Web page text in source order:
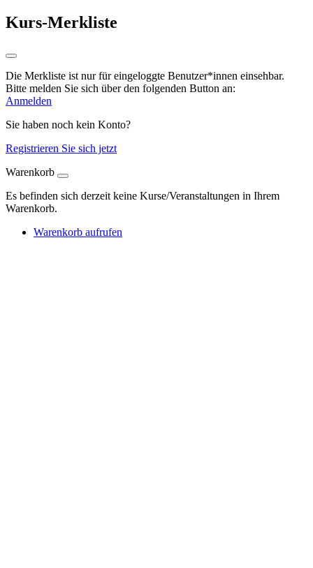
Kurs-Merkliste
Die Merkliste ist nur für eingeloggte Benutzer*innen einsehbar.
Bitte melden Sie sich über den folgenden Button an:
Anmelden
Sie haben noch kein Konto?
Registrieren Sie sich jetzt
Warenkorb
Es befinden sich derzeit keine Kurse/Veranstaltungen in Ihrem
Warenkorb.
Warenkorb aufrufen